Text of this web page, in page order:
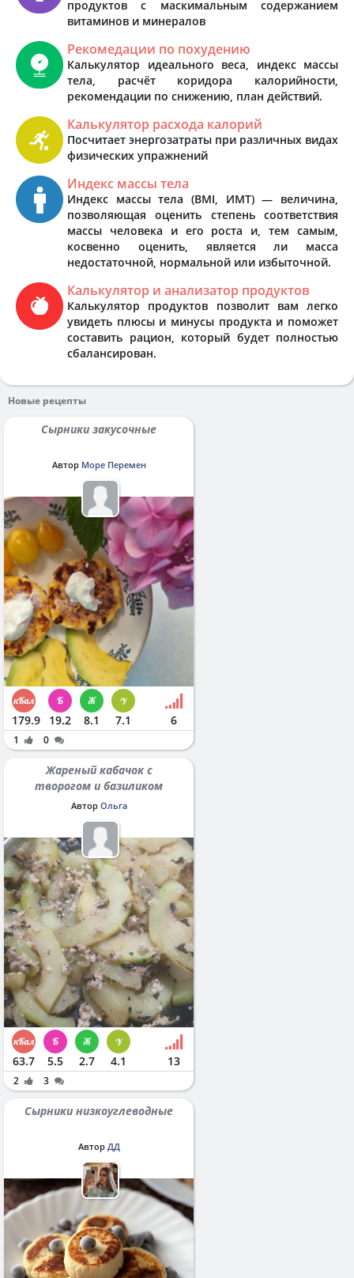
продуктов с маскимальным содержанием
витаминов и минералов
Рекомедации по похудению
Калькулятор идеального веса, индекс массы
тела, расчёт коридора калорийности,
рекомендации по снижению, план действий.
Калькулятор расхода калорий
Посчитает энергозатраты при различных видах
физических упражнений
Индекс массы тела
Индекс массы тела (BMI, ИМТ) — величина,
позволяющая оценить степень соответствия
массы человека и его роста и, тем самым,
косвенно оценить, является ли масса
недостаточной, нормальной или избыточной.
Калькулятор и анализатор продуктов
Калькулятор продуктов позволит вам легко
увидеть плюсы и минусы продукта и поможет
составить рацион, который будет полностью
сбалансирован.
Новые рецепты
Сырники закусочные
Автор Море Перемен
179.9 19.2 8.1 7.1 6
1 0
Жареный кабачок с
творогом и базиликом
Автор Ольга
63.7 5.5 2.7 4.1 13
2 3
Сырники низкоуглеводные
Автор ДД